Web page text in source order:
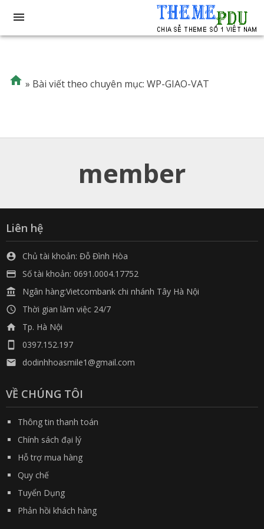

 » Bài viết theo chuyên mục: WP-GIAO-VAT
member
Liên hệ
 Chủ tài khoản: Đỗ Đình Hòa
 Số tài khoản: 0691.0004.17752
 Ngân hàng:Vietcombank chi nhánh Tây Hà Nội
 Thời gian làm việc 24/7
 Tp. Hà Nội
 0397.152.197
 dodinhhoasmile1@gmail.com
VỀ CHÚNG TÔI
Thông tin thanh toán
Chính sách đại lý
Hỗ trợ mua hàng
Quy chế
Tuyển Dụng
Phản hồi khách hàng